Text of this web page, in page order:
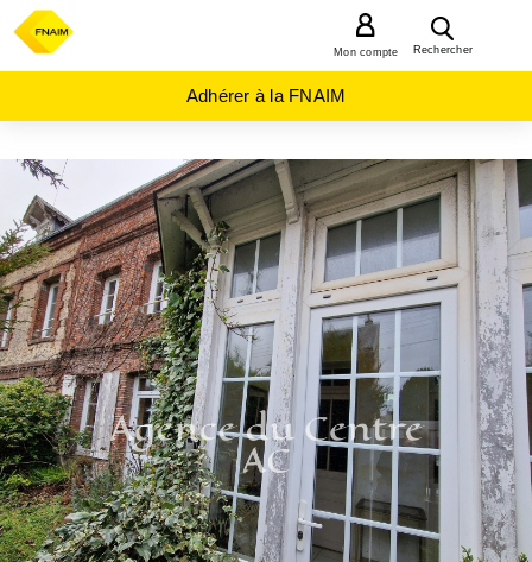
Rechercher
Mon compte
Adhérer à la FNAIM
ACHAT
MAISON
NORMANDIE
SEINE-
MARITIME
(76)
FECAMP
(76400)